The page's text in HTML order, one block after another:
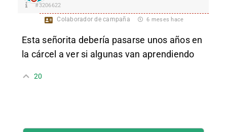
#3206622
Colaborador de campaña 6 meses hace
Esta señorita debería pasarse unos años en
la cárcel a ver si algunas van aprendiendo
20